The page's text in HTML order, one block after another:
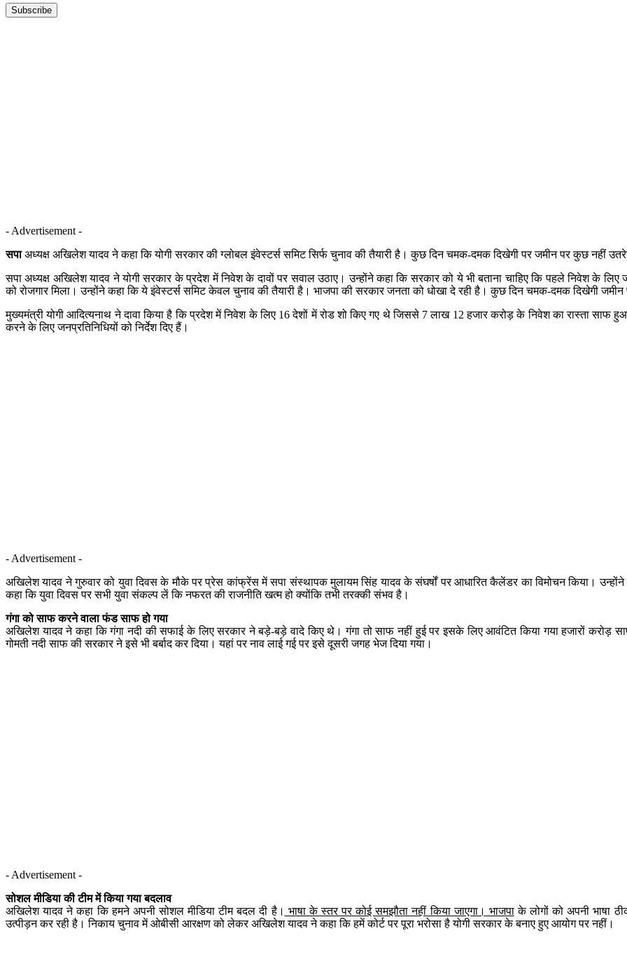
Subscribe
- Advertisement -
सपाअध्यक्ष अखिलेश यादव ने कहा कि योगी सरकार की ग्लोबल इंवेस्टर्स समिट सिर्फ चुनाव की तैयारी है। कुछ दिन चमक-दमक दिखेगी पर जमीन पर कुछ नहीं
सपा अध्यक्ष अखिलेश यादव ने योगी सरकार के प्रदेश में निवेश के दावों पर सवाल उठाए। उन्होंने कहा कि सरकार को ये भी बताना चाहिए कि पहले निवेश के
को रोजगार मिला। उन्होंने कहा कि ये इंवेस्टर्स समिट केवल चुनाव की तैयारी है। भाजपा की सरकार जनता को धोखा दे रही है। कुछ दिन चमक-दमक दिखेगी
मुख्यमंत्री योगी आदित्यनाथ ने दावा किया है कि प्रदेश में निवेश के लिए 16 देशों में रोड शो किए गए थे जिससे 7 लाख 12 हजार करोड़ के निवेश का रास्ता
करने के लिए जनप्रतिनिधियों को निर्देश दिए हैं।
- Advertisement -
अखिलेश यादव ने गुरुवार को युवा दिवस के मौके पर प्रेस कांफ्रेंस में सपा संस्थापक मुलायम सिंह यादव के संघर्षों पर आधारित कैलेंडर का विमोचन किया।
कहा कि युवा दिवस पर सभी युवा संकल्प लें कि नफरत की राजनीति खत्म हो क्योंकि तभी तरक्की संभव है।
गंगा को साफ करने वाला फंड साफ हो गया
अखिलेश यादव ने कहा कि गंगा नदी की सफाई के लिए सरकार ने बड़े-बड़े वादे किए थे। गंगा तो साफ नहीं हुई पर इसके लिए आवंटित किया गया हजारों करोड़
गोमती नदी साफ की सरकार ने इसे भी बर्बाद कर दिया। यहां पर नाव लाई गई पर इसे दूसरी जगह भेज दिया गया।
- Advertisement -
सोशल मीडिया की टीम में किया गया बदलाव
अखिलेश यादव ने कहा कि हमने अपनी सोशल मीडिया टीम बदल दी है। भाषा के स्तर पर कोई समझौता नहीं किया जाएगा। भाजपाके लोगों को अपनी भाषा
उत्पीड़न कर रही है। निकाय चुनाव में ओबीसी आरक्षण को लेकर अखिलेश यादव ने कहा कि हमें कोर्ट पर पूरा भरोसा है योगी सरकार के बनाए हुए आयोग पर नहीं।